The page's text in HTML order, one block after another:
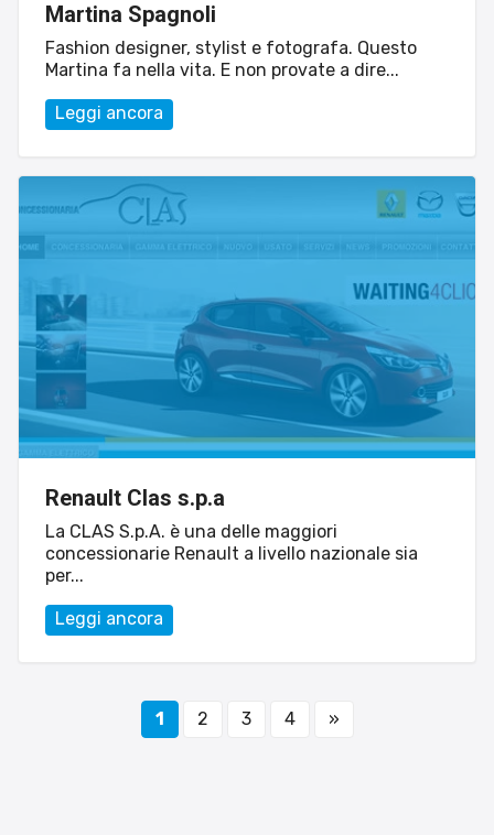
Martina Spagnoli
Fashion designer, stylist e fotografa. Questo
Martina fa nella vita. E non provate a dire...
Leggi ancora
Renault Clas s.p.a
La CLAS S.p.A. è una delle maggiori
concessionarie Renault a livello nazionale sia
per...
Leggi ancora
1 2 3 4 »